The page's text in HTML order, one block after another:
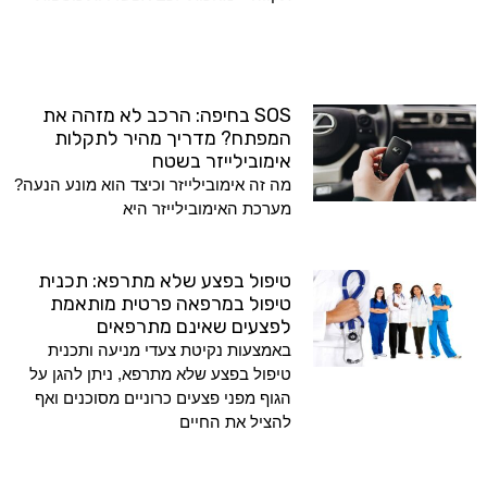
SOS בחיפה: הרכב לא מזהה את
המפתח? מדריך מהיר לתקלות
אימובילייזר בשטח
מה זה אימובילייזר וכיצד הוא מונע הנעה?
מערכת האימובילייזר היא
טיפול בפצע שלא מתרפא: תכנית
טיפול במרפאה פרטית מותאמת
לפצעים שאינם מתרפאים
באמצעות נקיטת צעדי מניעה ותכנית
טיפול בפצע שלא מתרפא, ניתן להגן על
הגוף מפני פצעים כרוניים מסוכנים ואף
להציל את החיים